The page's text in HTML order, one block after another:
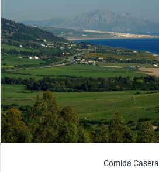
Comida Casera